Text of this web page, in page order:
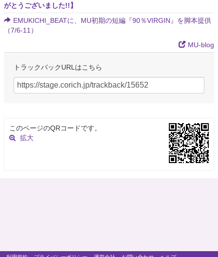
がとうございました!!】
EMUKICHI_BEATに、MU初期の短編『90％VIRGIN』を脚本提供
（7/6-11）
MU-blog
トラックバックURLはこちら
このページのQRコードです。
拡大